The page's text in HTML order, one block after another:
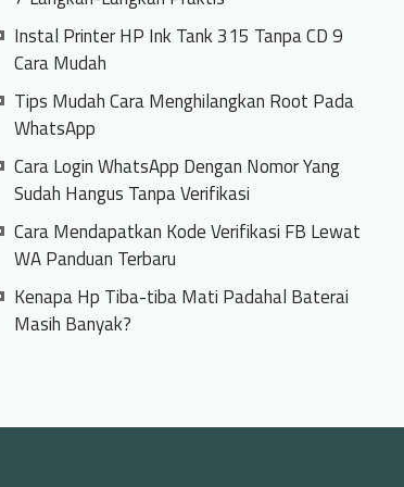
Instal Printer HP Ink Tank 315 Tanpa CD 9
Cara Mudah
Tips Mudah Cara Menghilangkan Root Pada
WhatsApp
Cara Login WhatsApp Dengan Nomor Yang
Sudah Hangus Tanpa Verifikasi
Cara Mendapatkan Kode Verifikasi FB Lewat
WA Panduan Terbaru
Kenapa Hp Tiba-tiba Mati Padahal Baterai
Masih Banyak?